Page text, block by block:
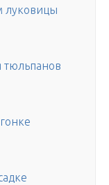
луковицы
тюльпанов